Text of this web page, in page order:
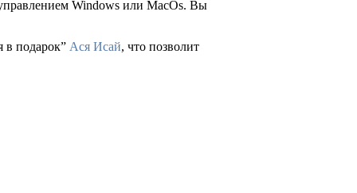
Windows или MacOs. Вы
в подарок” Ася Исай, что позволит